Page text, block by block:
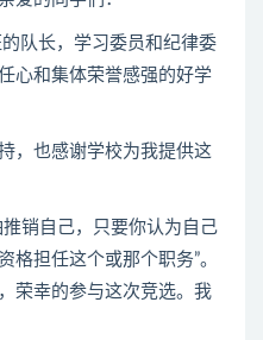
长，学习委员和纪律委
心和集体荣誉感强的好学
也感谢学校为我提供这
销自己，只要你认为自己
格担任这个或那个职务”。
荣幸的参与这次竞选。我